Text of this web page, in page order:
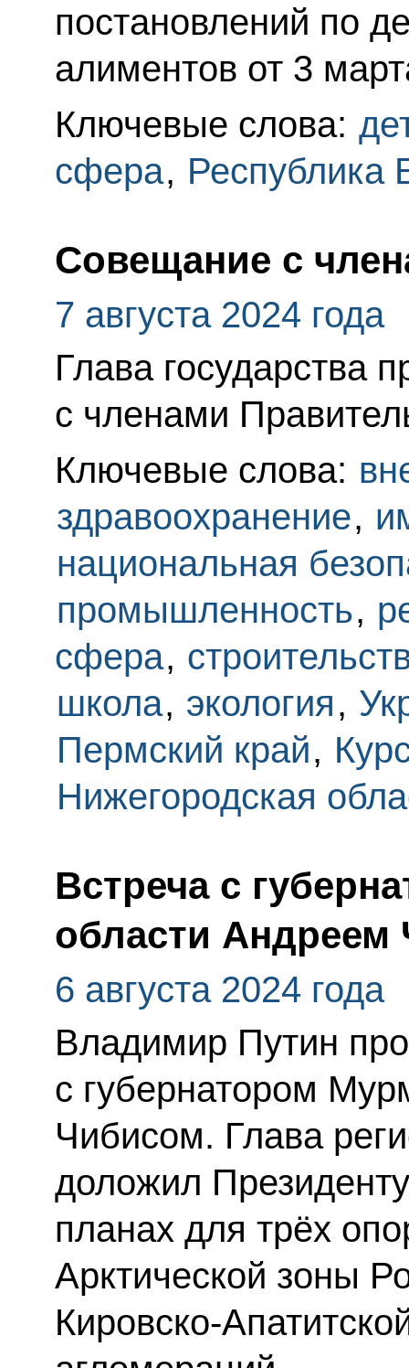
постановлений по
алиментов от 3
Ключевые слова:
сфера, Республика
Совещание с
7 августа 2024 года
Глава государства
с членами
Ключевые слова:
здравоохранение,
национальная
промышленность,
сфера,
школа, экология,
Пермский край,
Нижегородская
Встреча с
области Андреем
6 августа 2024 года
Владимир Путин
с губернатором
Чибисом. Глава
доложил
планах для трёх
Арктической зоны
Кировско-